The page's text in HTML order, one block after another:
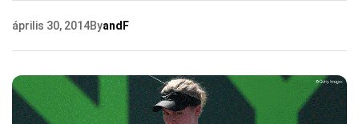
április 30, 2014ByandF